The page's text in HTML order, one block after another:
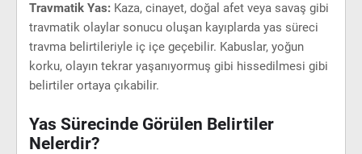
Travmatik Yas: Kaza, cinayet, doğal afet veya savaş gibi
travmatik olaylar sonucu oluşan kayıplarda yas süreci
travma belirtileriyle iç içe geçebilir. Kabuslar, yoğun
korku, olayın tekrar yaşanıyormuş gibi hissedilmesi gibi
belirtiler ortaya çıkabilir.
Yas Sürecinde Görülen Belirtiler
Nelerdir?